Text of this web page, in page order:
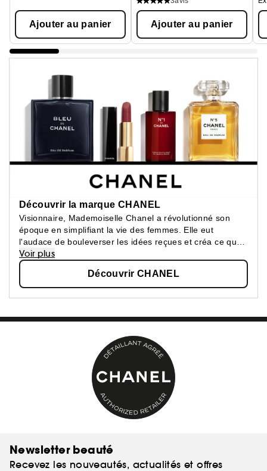
Ajouter au panier Ajouter au panier
Découvrir la marque CHANEL
Visionnaire, Mademoiselle Chanel a révolutionné son
époque en simplifiant la vie des femmes. Elle eut
l'audace de bouleverser les idées reçues et créa ce que
les femmes attendaient : une beauté épurée, une
élégance confortable.
Voir plus
Découvrir CHANEL
Newsletter beauté
Recevez les nouveautés, actualités et offres